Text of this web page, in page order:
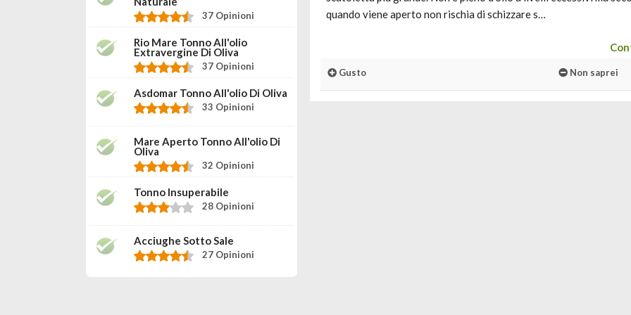
quando viene aperto non rischia di schizzare s…
Gusto Non saprei
37 Opinioni
Rio Mare Tonno All'olio
Extravergine Di Oliva
37 Opinioni
Asdomar Tonno All'olio Di Oliva
33 Opinioni
Mare Aperto Tonno All'olio Di
Oliva
32 Opinioni
Tonno Insuperabile
28 Opinioni
Acciughe Sotto Sale
27 Opinioni